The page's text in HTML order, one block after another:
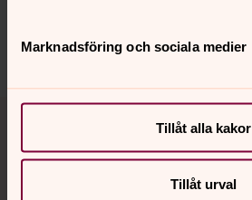
Marknadsföring och sociala medier
Tillåt alla kakor
Tillåt urval
Dela
Tillbaka till toppen
Tillbaka till innehållet